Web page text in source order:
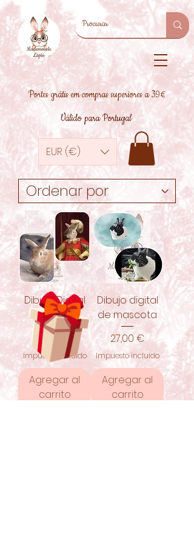
Portes grátis em compras superiores a 39€
Válido para Portugal
EUR (€)
Dibujo Digital
Figura
Precio
12,00 €
Impuesto incluido
Agregar al
carrito
Dibujo digital
de mascota
Precio
27,00 €
Impuesto incluido
Agregar al
carrito